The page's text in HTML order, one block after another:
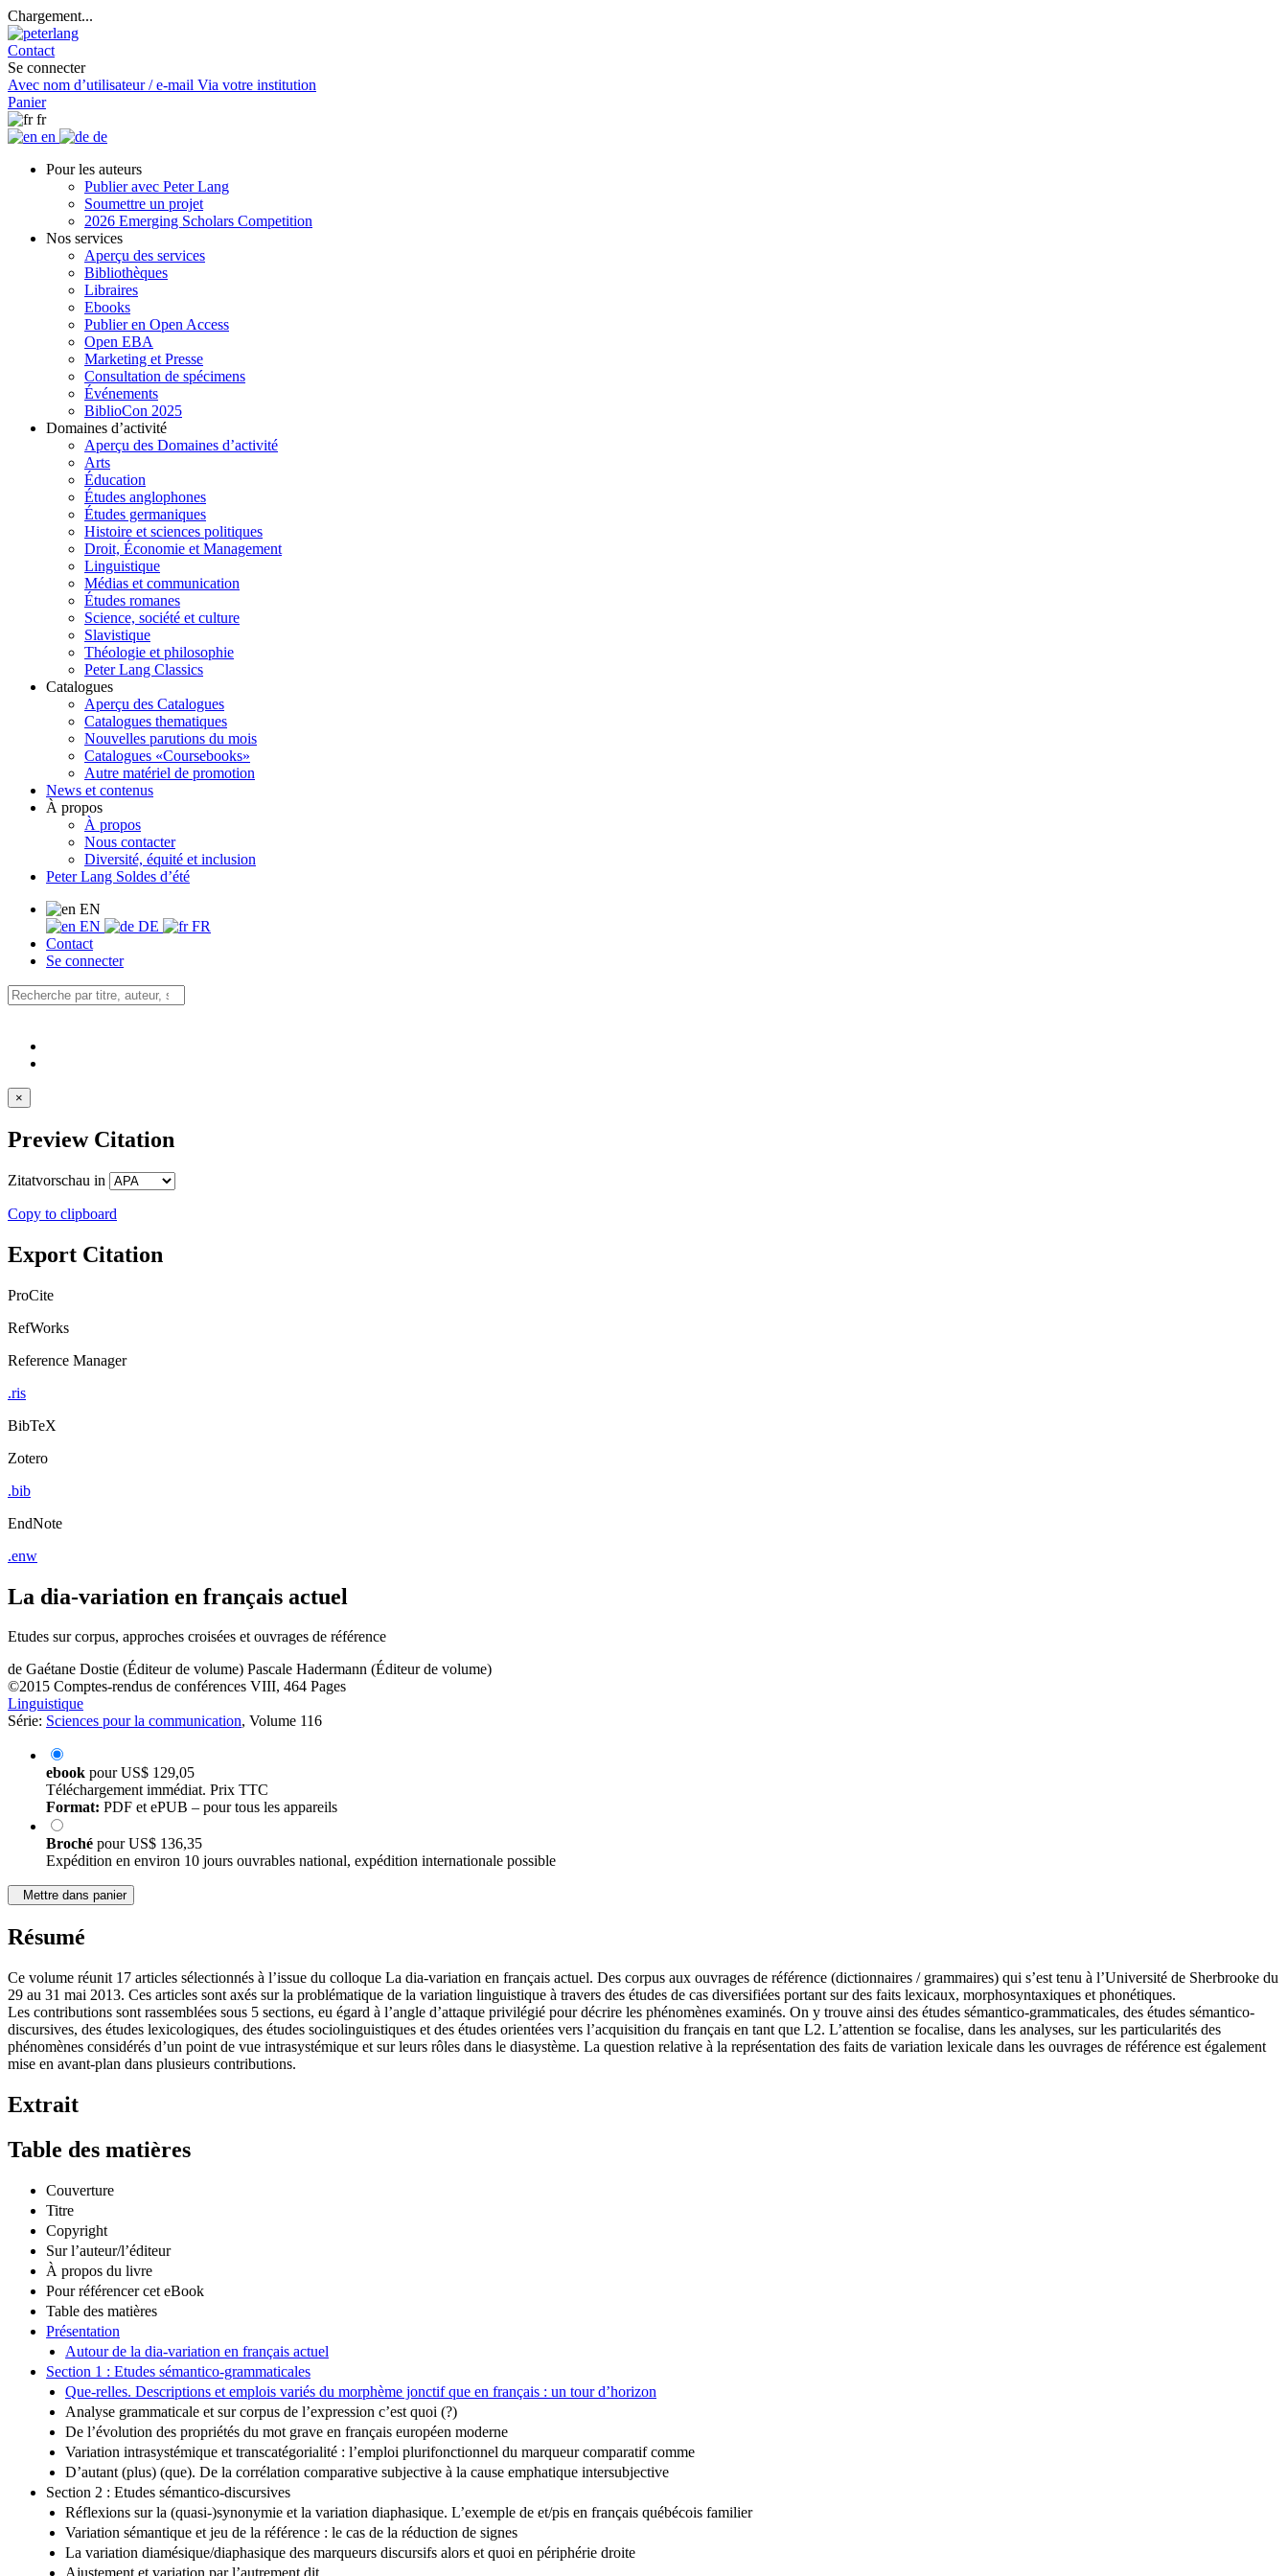
Chargement...
Contact
Se connecter
Avec nom d’utilisateur / e-mail Via votre institution
Panier
fr
en
de
Pour les auteurs
Publier avec Peter Lang
Soumettre un projet
2026 Emerging Scholars Competition
Nos services
Aperçu des services
Bibliothèques
Libraires
Ebooks
Publier en Open Access
Open EBA
Marketing et Presse
Consultation de spécimens
Événements
BiblioCon 2025
Domaines d’activité
Aperçu des Domaines d’activité
Arts
Éducation
Études anglophones
Études germaniques
Histoire et sciences politiques
Droit, Économie et Management
Linguistique
Médias et communication
Études romanes
Science, société et culture
Slavistique
Théologie et philosophie
Peter Lang Classics
Catalogues
Aperçu des Catalogues
Catalogues thematiques
Nouvelles parutions du mois
Catalogues «Coursebooks»
Autre matériel de promotion
News et contenus
À propos
À propos
Nous contacter
Diversité, équité et inclusion
Peter Lang Soldes d’été
EN
EN
DE
FR
Contact
Se connecter
×
Preview Citation
Zitatvorschau in
Copy to clipboard
Export Citation
ProCite
RefWorks
Reference Manager
.ris
BibTeX
Zotero
.bib
EndNote
.enw
La dia-variation en français actuel
Etudes sur corpus, approches croisées et ouvrages de référence
de Gaétane Dostie (Éditeur de volume) Pascale Hadermann (Éditeur de volume)
©2015 Comptes-rendus de conférences VIII, 464 Pages
Linguistique
Série: Sciences pour la communication, Volume 116
ebook pourUS$ 129,05
Téléchargement immédiat. Prix TTC
Format: PDF et ePUB – pour tous les appareils
Broché pourUS$ 136,35
Expédition en environ 10 jours ouvrables national, expédition internationale possible
Mettre dans panier
Résumé
Ce volume réunit 17 articles sélectionnés à l’issue du colloque La dia-variation en français actuel. Des corpus aux ouvrages de référence (dictionnaires / grammaires) qui s’est tenu à l’Université de Sherbrooke du
29 au 31 mai 2013. Ces articles sont axés sur la problématique de la variation linguistique à travers des études de cas diversifiées portant sur des faits lexicaux, morphosyntaxiques et phonétiques.
Les contributions sont rassemblées sous 5 sections, eu égard à l’angle d’attaque privilégié pour décrire les phénomènes examinés. On y trouve ainsi des études sémantico-grammaticales, des études sémantico-
discursives, des études lexicologiques, des études sociolinguistiques et des études orientées vers l’acquisition du français en tant que L2. L’attention se focalise, dans les analyses, sur les particularités des
phénomènes considérés d’un point de vue intrasystémique et sur leurs rôles dans le diasystème. La question relative à la représentation des faits de variation lexicale dans les ouvrages de référence est également
mise en avant-plan dans plusieurs contributions.
Extrait
Table des matières
Couverture
Titre
Copyright
Sur l’auteur/l’éditeur
À propos du livre
Pour référencer cet eBook
Table des matières
Présentation
Autour de la dia-variation en français actuel
Section 1 : Etudes sémantico-grammaticales
Que-relles. Descriptions et emplois variés du morphème jonctif que en français : un tour d’horizon
Analyse grammaticale et sur corpus de l’expression c’est quoi (?)
De l’évolution des propriétés du mot grave en français européen moderne
Variation intrasystémique et transcatégorialité : l’emploi plurifonctionnel du marqueur comparatif comme
D’autant (plus) (que). De la corrélation comparative subjective à la cause emphatique intersubjective
Section 2 : Etudes sémantico-discursives
Réflexions sur la (quasi-)synonymie et la variation diaphasique. L’exemple de et/pis en français québécois familier
Variation sémantique et jeu de la référence : le cas de la réduction de signes
La variation diamésique/diaphasique des marqueurs discursifs alors et quoi en périphérie droite
Ajustement et variation par l’autrement dit